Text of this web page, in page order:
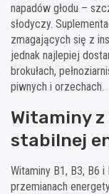
napadów głodu –
słodyczy.
zmagających się z
jednak najlepiej
brokułach,
piwnych i orzechach.
Witaminy
stabilnej
Witaminy B1, B3, B6
przemianach